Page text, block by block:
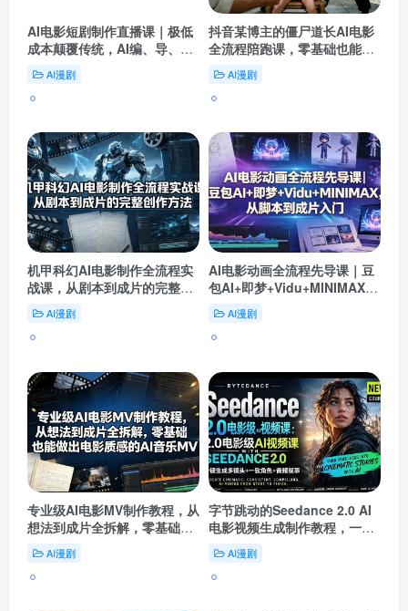
AI电影短剧制作直播课｜极低
成本颠覆传统，AI编、导、演
AI漫剧
抖音某博主的僵尸道长AI电影
全流程陪跑课，零基础也能当
AI漫剧
机甲科幻AI电影制作全流程实
战课，从剧本到成片的完整创
作方法
AI漫剧
AI电影动画全流程先导课｜豆
包AI+即梦+Vidu+MINIMAX，
从脚本到成片入门
AI漫剧
专业级AI电影MV制作教程，从
想法到成片全拆解，零基础也
AI漫剧
字节跳动的Seedance 2.0 AI
电影视频生成制作教程，一键
事-中英字幕
AI漫剧